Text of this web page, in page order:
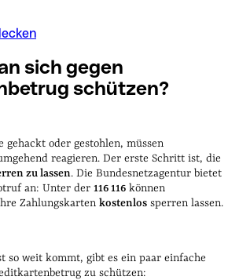
sich gegen
schützen?
oder gestohlen, müssen
reagieren. Der erste Schritt ist, die
zu lassen. Die Bundesnetzagentur bietet
an: Unter der 116 116 können
Zahlungskarten kostenlos sperren lassen.
so weit kommt, gibt es ein paar einfache
zu schützen: